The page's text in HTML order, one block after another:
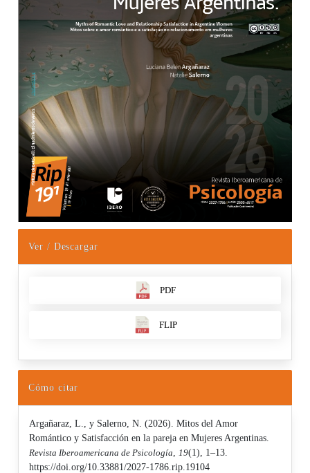
Ver / Descargar
PDF
FLIP
Cómo citar
Argañaraz, L., y Salerno, N. (2026). Mitos del Amor
Romántico y Satisfacción en la pareja en Mujeres Argentinas.
Revista Iberoamericana de Psicología
19(1), 1–13.
https://doi.org/10.33881/2027-1786.rip.19104